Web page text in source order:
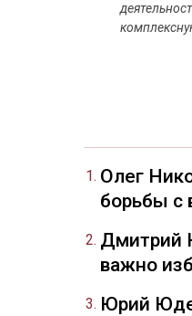
Олег
борьбы с
Дмитрий
важно
Юрий